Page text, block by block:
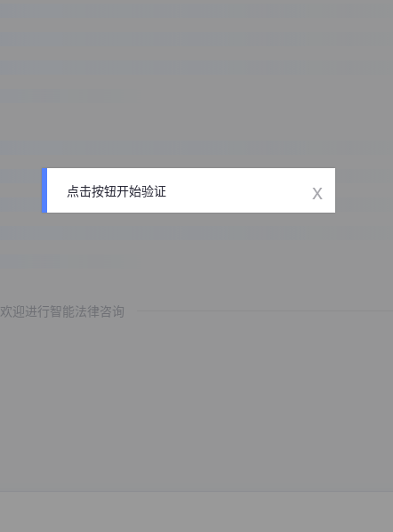
欢迎进行智能法律咨询
点击按钮开始验证 x